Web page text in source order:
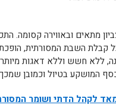
מתאים ובאווירה קסומה.
קבלת השבת המסורתית,
ללא חשש וללא דאגות
המושקע בטיול וכמובן
מאד לקהל הדתי ושומר